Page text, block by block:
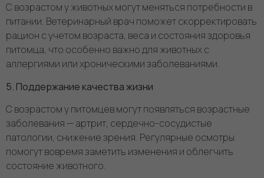
С возрастом у животных могут меняться потребности в
питании. Ветеринарный врач поможет скорректировать
рацион с учетом возраста, веса и состояния здоровья
питомца, что особенно важно для животных с
аллергиями или хроническими заболеваниями.
5. Поддержание качества жизни
С возрастом у питомцев могут появляться возрастные
заболевания — артрит, сердечно-сосудистые
патологии, снижение зрения. Регулярные осмотры
помогут вовремя заметить изменения и облегчить
состояние животного.